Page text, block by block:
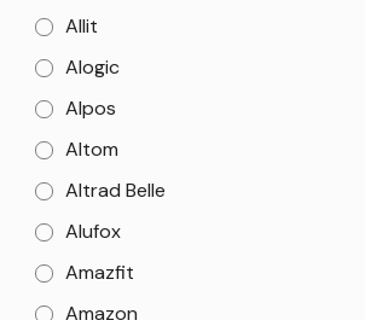
Allit
Alogic
Alpos
Altom
Altrad Belle
Alufox
Amazfit
Amazon